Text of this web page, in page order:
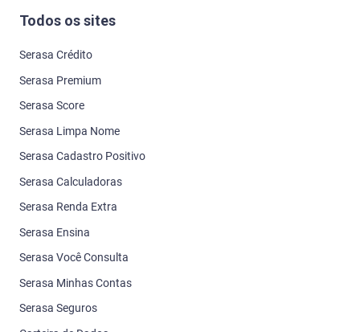
Todos os sites
Serasa Crédito
Serasa Premium
Serasa Score
Serasa Limpa Nome
Serasa Cadastro Positivo
Serasa Calculadoras
Serasa Renda Extra
Serasa Ensina
Serasa Você Consulta
Serasa Minhas Contas
Serasa Seguros